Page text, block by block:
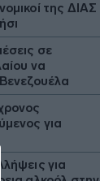
της ΔΙΑΣ
σε
να
για
για